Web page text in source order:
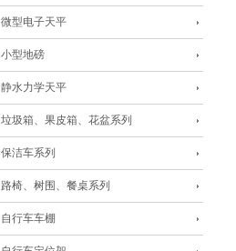
微型电子天平
小型地磅
静水力学天平
垃圾箱、果皮箱、花盆系列
保洁车系列
路椅、树围、餐桌系列
自行车车棚